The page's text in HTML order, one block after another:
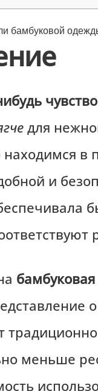
для
находимся
и
меньше